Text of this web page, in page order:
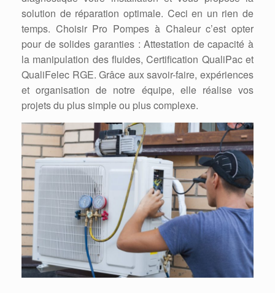
solution de réparation optimale. Ceci en un rien de
temps. Choisir Pro Pompes à Chaleur c’est opter
pour de solides garanties : Attestation de capacité à
la manipulation des fluides, Certification QualiPac et
QualiFelec RGE. Grâce aux savoir-faire, expériences
et organisation de notre équipe, elle réalise vos
projets du plus simple ou plus complexe.